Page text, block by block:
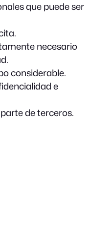
que puede ser
necesario
considerable.
e
de terceros.